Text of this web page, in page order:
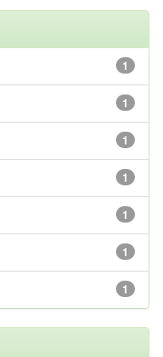
1
1
1
1
1
1
1